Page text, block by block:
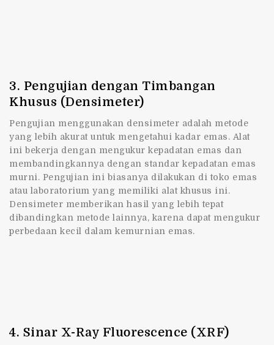
3. Pengujian dengan Timbangan
Khusus (Densimeter)
Pengujian menggunakan densimeter adalah metode
yang lebih akurat untuk mengetahui kadar emas. Alat
ini bekerja dengan mengukur kepadatan emas dan
membandingkannya dengan standar kepadatan emas
murni. Pengujian ini biasanya dilakukan di toko emas
atau laboratorium yang memiliki alat khusus ini.
Densimeter memberikan hasil yang lebih tepat
dibandingkan metode lainnya, karena dapat mengukur
perbedaan kecil dalam kemurnian emas.
4. Sinar X-Ray Fluorescence (XRF)